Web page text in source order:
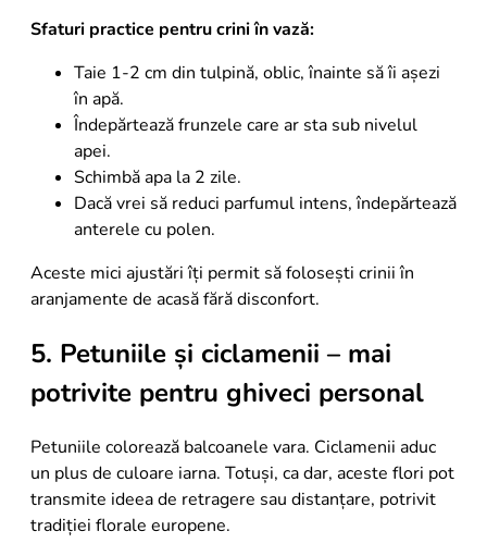
Sfaturi practice pentru crini în vază:
Taie 1-2 cm din tulpină, oblic, înainte să îi așezi
în apă.
Îndepărtează frunzele care ar sta sub nivelul
apei.
Schimbă apa la 2 zile.
Dacă vrei să reduci parfumul intens, îndepărtează
anterele cu polen.
Aceste mici ajustări îți permit să folosești crinii în
aranjamente de acasă fără disconfort.
5. Petuniile și ciclamenii – mai
potrivite pentru ghiveci personal
Petuniile colorează balcoanele vara. Ciclamenii aduc
un plus de culoare iarna. Totuși, ca dar, aceste flori pot
transmite ideea de retragere sau distanțare, potrivit
tradiției florale europene.